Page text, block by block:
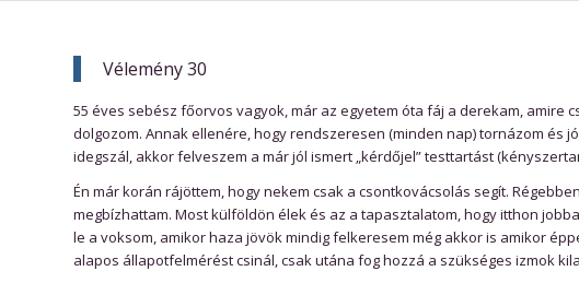
Vélemény 30
55 éves sebész főorvos vagyok, már az egyetem óta fáj a derekam, amire
dolgozom. Annak ellenére, hogy rendszeresen (minden nap) tornázom és
idegszál, akkor felveszem a már jól ismert „kérdőjel” testtartást
Én már korán rájöttem, hogy nekem csak a csontkovácsolás segít.
megbízhattam. Most külföldön élek és az a tapasztalatom, hogy itthon
le a voksom, amikor haza jövök mindig felkeresem még akkor is amikor
alapos állapotfelmérést csinál, csak utána fog hozzá a szükséges izmok